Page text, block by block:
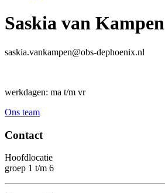
Saskia van Kampen
saskia.vankampen@obs-dephoenix.nl
werkdagen: ma t/m vr
Ons team
Contact
Hoofdlocatie
groep 1 t/m 6